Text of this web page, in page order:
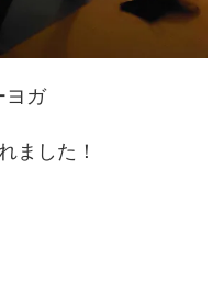
ヨガ
ました！